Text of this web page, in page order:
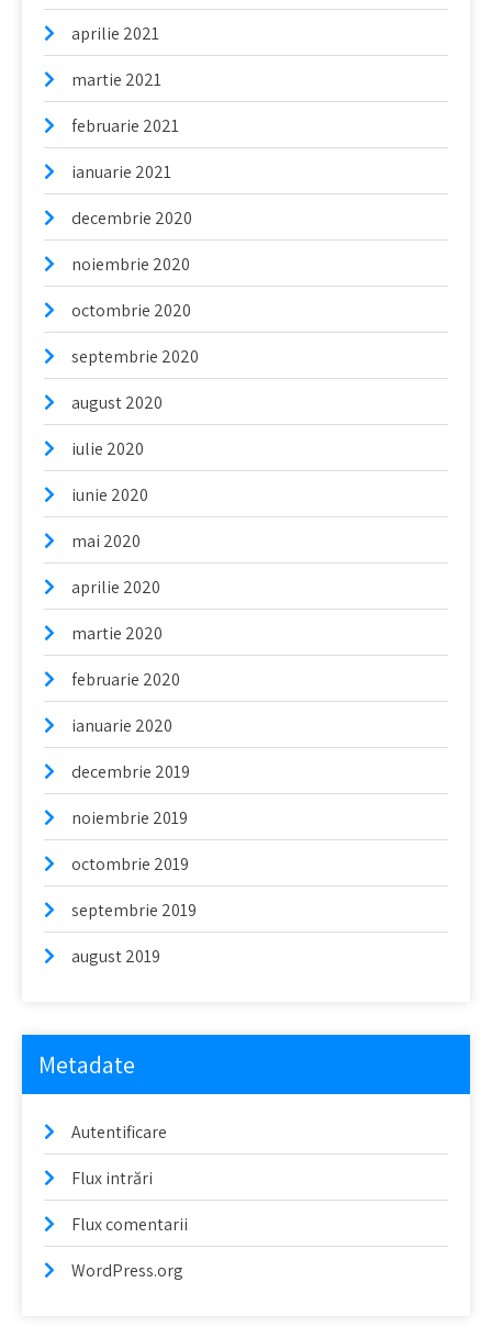
aprilie 2021
martie 2021
februarie 2021
ianuarie 2021
decembrie 2020
noiembrie 2020
octombrie 2020
septembrie 2020
august 2020
iulie 2020
iunie 2020
mai 2020
aprilie 2020
martie 2020
februarie 2020
ianuarie 2020
decembrie 2019
noiembrie 2019
octombrie 2019
septembrie 2019
august 2019
Metadate
Autentificare
Flux intrări
Flux comentarii
WordPress.org